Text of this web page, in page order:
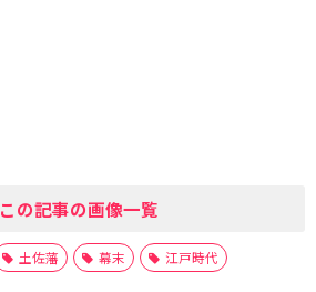
この記事の画像一覧
土佐藩 幕末 江戸時代